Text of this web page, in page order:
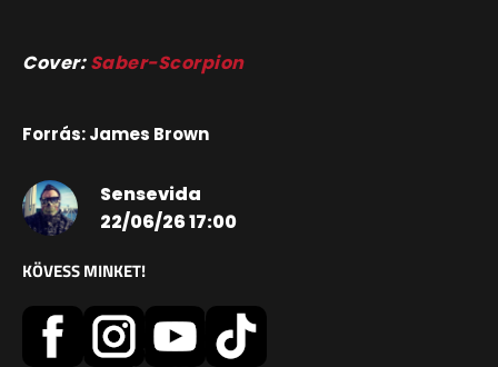
Cover:Saber-Scorpion
Forrás: James Brown
Sensevida
22/06/26 17:00
KÖVESS MINKET!